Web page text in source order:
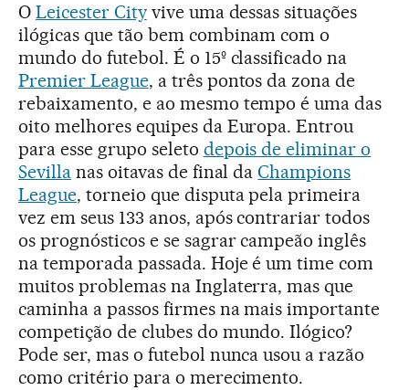
O Leicester Cityvive uma dessas situações
ilógicas que tão bem combinam com o
mundo do futebol. É o 15º classificado na
Premier League, a três pontos da zona de
rebaixamento, e ao mesmo tempo é uma das
oito melhores equipes da Europa. Entrou
para esse grupo seleto depois de eliminar o
Sevillanas oitavas de final daChampions
League, torneio que disputa pela primeira
vez em seus 133 anos, após contrariar todos
os prognósticos e se sagrar campeão inglês
na temporada passada. Hoje é um time com
muitos problemas na Inglaterra, mas que
caminha a passos firmes na mais importante
competição de clubes do mundo. Ilógico?
Pode ser, mas o futebol nunca usou a razão
como critério para o merecimento.